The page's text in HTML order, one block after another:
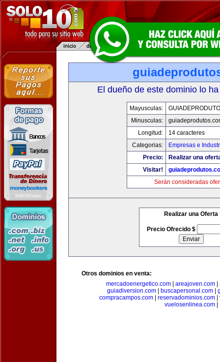
El dueño de este dominio lo
Mayusculas:
Minusculas:
Longitud:
14 caracteres
Categorias:
Empresas e
Precio:
Realizar una
Visitar!
Serán consideradas
Realizar una Oferta
Precio Ofrecido $
Otros dominios en venta:
mercadoenergetico.com| areajoven.com|
guiadiversion.com| buscapersonal.com|
compracampos.com| reservadominios.com|
vuelosenlinea.com|